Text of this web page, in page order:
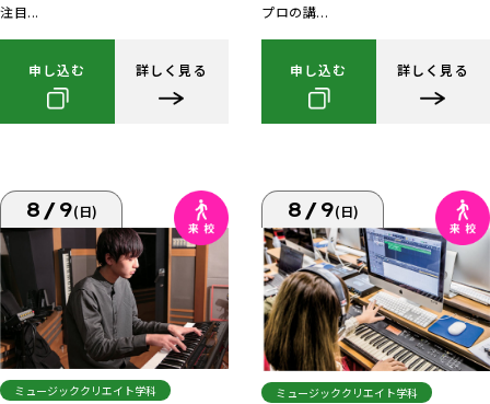
注目...
申し込む 詳しく見る
プロの講...
申し込む 詳しく見る
8/9(日)
ミュージッククリエイト学科
8/9(日)
ミュージッククリエイト学科